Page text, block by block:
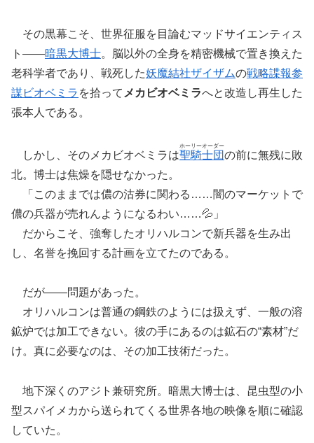
その黒幕こそ、世界征服を目論むマッドサイエンティス
ト――暗黒大博士。脳以外の全身を精密機械で置き換えた
老科学者であり、戦死した妖魔結社ザイザムの戦略諜報参
謀ビオベミラ を拾って メカビオベミラへと改造し再生した
張本人である。
しかし、そのメカビオベミラは聖騎士団
ホーリーオーダー
の前に無残に敗
北。博士は焦燥を隠せなかった。
「このままでは儂の沽券に関わる……闇のマーケットで
儂の兵器が売れんようになるわい……💦」
だからこそ、強奪したオリハルコンで新兵器を生み出
し、名誉を挽回する計画を立てたのである。
だが――問題があった。
オリハルコンは普通の鋼鉄のようには扱えず、一般の溶
鉱炉では加工できない。彼の手にあるのは鉱石の“素材”だ
け。真に必要なのは、その加工技術だった。
地下深くのアジト兼研究所。暗黒大博士は、昆虫型の小
型スパイメカから送られてくる世界各地の映像を順に確認
していた。